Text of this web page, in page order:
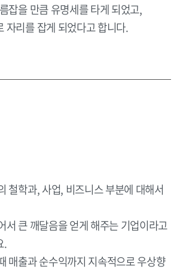
잡을 만큼 유명세를 타게 되었고,
자리를 잡게 되었다고 합니다.
철학과, 사업, 비즈니스 부분에 대해서
서 큰 깨달음을 얻게 해주는 기업이라고
.
매출과 순수익까지 지속적으로 우상향